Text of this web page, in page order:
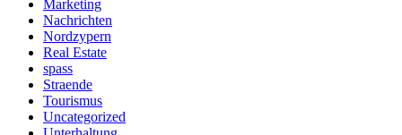
Marketing
Nachrichten
Nordzypern
Real Estate
spass
Straende
Tourismus
Uncategorized